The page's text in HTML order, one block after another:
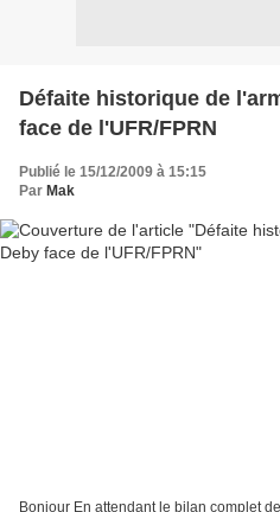
Défaite historique de
face de l'UFR/FPRN
Publié le 15/12/2009 à 15:15
Par Mak
Bonjour En attendant le bilan complet